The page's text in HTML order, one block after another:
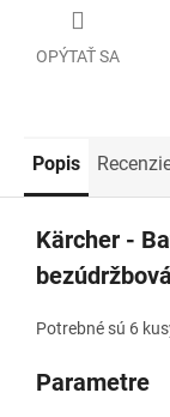
OPÝTAŤ SA
Popis
Kärcher -
bezúdržbová
Potrebné sú 6
Parametre